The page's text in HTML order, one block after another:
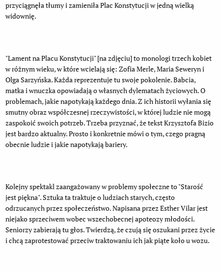
przyciągnęła tłumy i zamieniła Plac Konstytucji w jedną wielką
widownię.
"Lament na Placu Konstytucji" [na zdjęciu] to monologi trzech kobiet
w różnym wieku, w które wcielają się: Zofia Merle, Maria Seweryn i
Olga Sarzyńska. Każda reprezentuje tu swoje pokolenie. Babcia,
matka i wnuczka opowiadają o własnych dylematach życiowych. O
problemach, jakie napotykają każdego dnia. Z ich historii wyłania się
smutny obraz współczesnej rzeczywistości, w której ludzie nie mogą
zaspokoić swoich potrzeb. Trzeba przyznać, że tekst Krzysztofa Bizio
jest bardzo aktualny. Prosto i konkretnie mówi o tym, czego pragną
obecnie ludzie i jakie napotykają bariery.
Kolejny spektakl zaangażowany w problemy społeczne to "Starość
jest piękna". Sztuka ta traktuje o ludziach starych, często
odrzucanych przez społeczeństwo. Napisana przez Esther Vilar jest
niejako sprzeciwem wobec wszechobecnej apoteozy młodości.
Seniorzy zabierają tu głos. Twierdzą, że czują się oszukani przez życie
i chcą zaprotestować przeciw traktowaniu ich jak piąte koło u wozu.